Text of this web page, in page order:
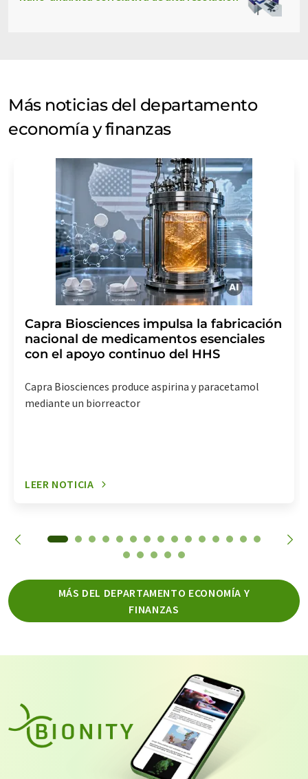
Más noticias del departamento
economía y finanzas
Capra Biosciences impulsa la fabricación
nacional de medicamentos esenciales
con el apoyo continuo del HHS
Capra Biosciences produce aspirina y paracetamol
mediante un biorreactor
LEER NOTICIA
MÁS DEL DEPARTAMENTO ECONOMÍA Y
FINANZAS